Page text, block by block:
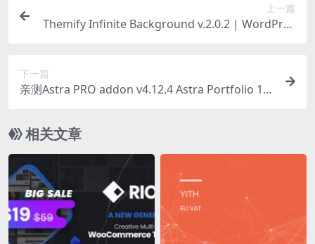
上一篇
Themify Infinite Background v.2.0.2 | WordPres
下一篇
亲测Astra PRO addon v4.12.4 Astra Portfolio 1.1
相关文章